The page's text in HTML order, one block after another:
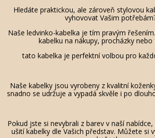
Hledáte praktickou, ale zároveň stylovou
vyhovovat Vašim
Naše ledvinko-kabelka je tím pravým
kabelku na nákupy, procházky nebo
tato kabelka je perfektní volbou pro
Naše kabelky jsou vyrobeny z kvalitní
snadno se udržuje a vypadá skvěle i po
Pokud jste si nevybrali z barev v naší
ušití kabelky dle Vašich představ. Můžete si